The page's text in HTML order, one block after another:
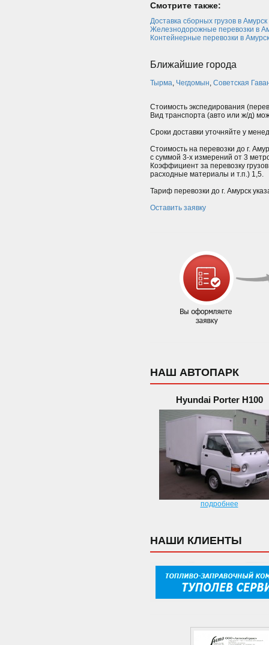
Смотрите также:
Доставка сборных грузов в Амурск
Железнодорожные перевозки в
Контейнерные перевозки в Амурск
Ближайшие города
Тырма, Чегдомын, Советская
Стоимость экспедирования
Вид транспорта (авто или ж/д)
Сроки доставки уточняйте у
Стоимость на перевозки до г.
с суммой 3-х измерений от 3
Коэффициент за перевозку
расходные материалы и т.п.) 1,5.
Тариф перевозки до г. Амурск
Оставить заявку
НАШ АВТОПАРК
Hyundai Porter H100
подробнее
НАШИ КЛИЕНТЫ